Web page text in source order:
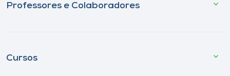
Professores e Colaboradores
Cursos